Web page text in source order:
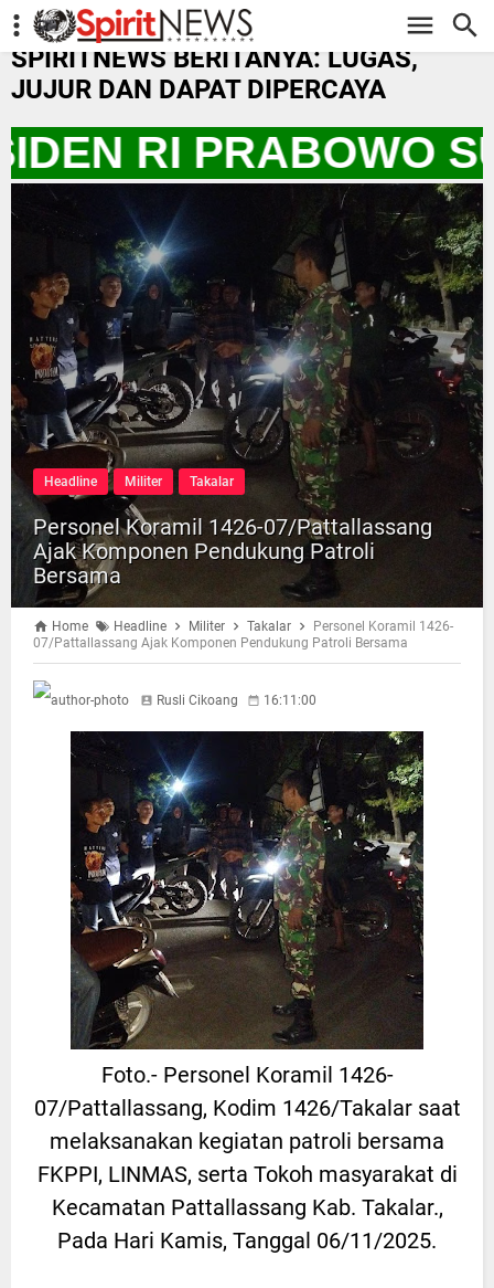
-->
SPIRITNEWS BERITANYA: LUGAS,
JUJUR DAN DAPAT DIPERCAYA
RI PRABOWO
Headline Militer Takalar
Personel Koramil 1426-07/Pattallassang
Ajak Komponen Pendukung Patroli
Bersama
Home Headline Militer Takalar
Personel Koramil 1426-
07/Pattallassang Ajak Komponen Pendukung Patroli Bersama
Rusli Cikoang 16:11:00
Foto.- Personel Koramil 1426-
07/Pattallassang, Kodim 1426/Takalar saat
melaksanakan kegiatan patroli bersama
FKPPI, LINMAS, serta Tokoh masyarakat di
Kecamatan Pattallassang Kab. Takalar.,
Pada Hari Kamis, Tanggal 06/11/2025.